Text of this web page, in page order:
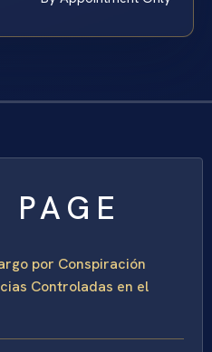
por Conspiración
Controladas en el